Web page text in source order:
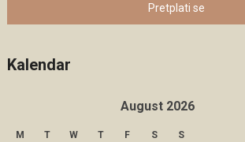
Pretplati se
Kalendar
August 2026
M T W T F S S